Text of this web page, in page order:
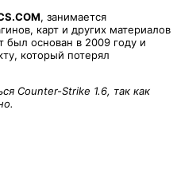
, занимается
карт и других материалов
был основан в 2009 году и
который потерял
Counter-Strike 1.6, так как